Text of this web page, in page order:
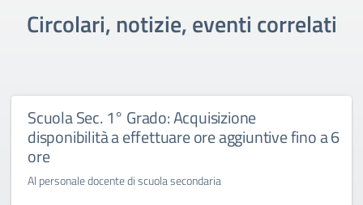
Circolari, notizie, eventi correlati
Scuola Sec. 1° Grado: Acquisizione
disponibilità a effettuare ore aggiuntive fino a 6
ore
Al personale docente di scuola secondaria